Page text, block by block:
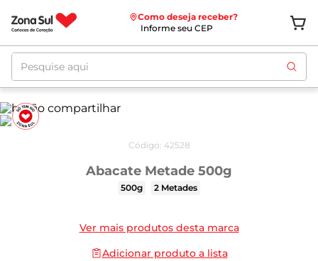
Como deseja receber?
Informe seu CEP
Pesquise aqui
Código: 42528
Abacate Metade 500g
500g 2 Metades
Ver mais produtos desta marca
Adicionar produto a lista